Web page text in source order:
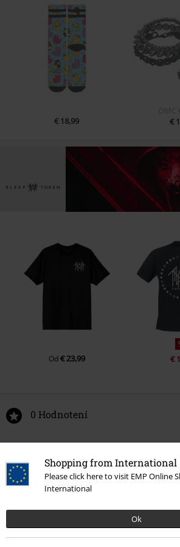
Shopping from International
Please click here to visit EMP Online
International
Ok
€ 18,99
€
Od€ 23,99 €
0 Hodnotení
Podeľte sa o váš názor "Logo".
Napísať hodnotenie